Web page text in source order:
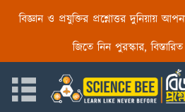
বিজ্ঞান ও প্রযুক্তির প্রশ্নোত্তর দুনিয়ায়
জিতে নিন পুরস্কার, বিস্তারিত